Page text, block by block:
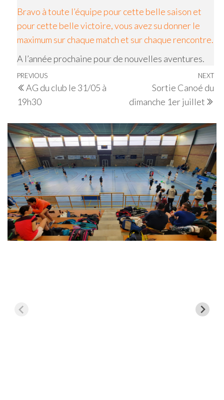
Bravo à toute l’équipe pour cette belle saison et
pour cette belle victoire, vous avez su donner le
maximum sur chaque match et sur chaque rencontre.
A l’année prochaine pour de nouvelles aventures.
Navigation
de
l’article
Previous
Post
PREVIOUS
AG du club le 31/05 à
19h30
NEXT
Sortie Canoé du
dimanche 1er juillet